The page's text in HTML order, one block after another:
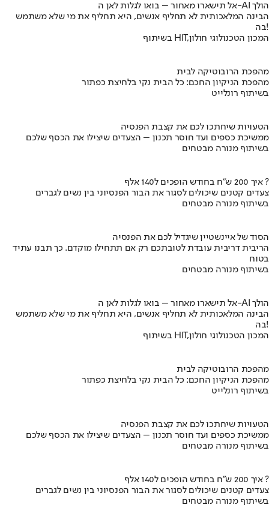
אל תישארו מאחור – בואו לגלות לאן ה-AI הולך
הבינה המלאכותית לא תחליף אנשים, היא תחליף את מי שלא משתמש
בה!
בשיתוף HIT,המכון הטכנולוגי חולון
מהפכת הרובוטיקה לבית
מהפכת הניקיון החכם: כל הבית נקי בלחיצת כפתור
בשיתוף רונלייט
הטעויות שיחתכו לכם את קצבת הפנסיה
ממשיכת כספים ועד חוסר תכנון – הצעדים שיצילו את הכסף שלכם
בשיתוף מנורה מבטחים
איך 200 ש"ח בחודש הופכים ל140 אלף ?
צעדים קטנים שיכולים לסגור את הבור הפנסיוני בין נשים לגברים
בשיתוף מנורה מבטחים
הסוד של איינשטיין שיגדיל לכם את הפנסיה
הריבית דריבית עובדת לטובתכם רק אם תתחילו מוקדם. כך תבנו עתיד
בטוח
בשיתוף מנורה מבטחים
אל תישארו מאחור – בואו לגלות לאן ה-AI הולך
הבינה המלאכותית לא תחליף אנשים, היא תחליף את מי שלא משתמש
בה!
בשיתוף HIT,המכון הטכנולוגי חולון
מהפכת הרובוטיקה לבית
מהפכת הניקיון החכם: כל הבית נקי בלחיצת כפתור
בשיתוף רונלייט
הטעויות שיחתכו לכם את קצבת הפנסיה
ממשיכת כספים ועד חוסר תכנון – הצעדים שיצילו את הכסף שלכם
בשיתוף מנורה מבטחים
איך 200 ש"ח בחודש הופכים ל140 אלף ?
צעדים קטנים שיכולים לסגור את הבור הפנסיוני בין נשים לגברים
בשיתוף מנורה מבטחים